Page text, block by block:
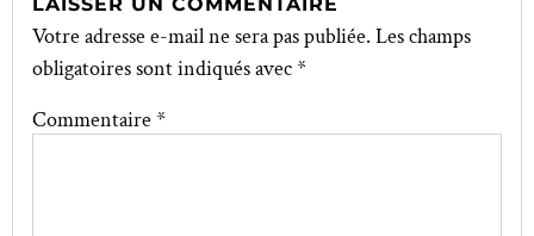
Votre adresse e-mail ne sera pas publiée. Les champs
obligatoires sont indiqués avec*
Commentaire *